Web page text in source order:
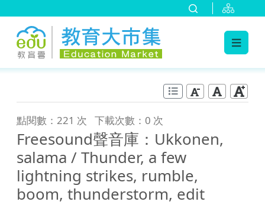
點閱數：221 次 下載次數：0 次
Freesound聲音庫：Ukkonen,
salama / Thunder, a few
lightning strikes, rumble,
boom, thunderstorm, edit